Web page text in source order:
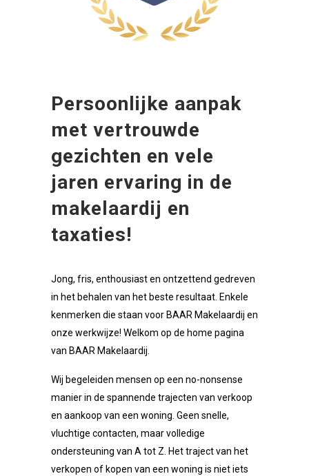
Persoonlijke aanpak
met vertrouwde
gezichten en vele
jaren ervaring in de
makelaardij en
taxaties!
Jong, fris, enthousiast en ontzettend gedreven
in het behalen van het beste resultaat. Enkele
kenmerken die staan voor BAAR Makelaardij en
onze werkwijze! Welkom op de home pagina
van BAAR Makelaardij.
Wij begeleiden mensen op een no-nonsense
manier in de spannende trajecten van verkoop
en aankoop van een woning. Geen snelle,
vluchtige contacten, maar volledige
ondersteuning van A tot Z. Het traject van het
verkopen of kopen van een woning is niet iets